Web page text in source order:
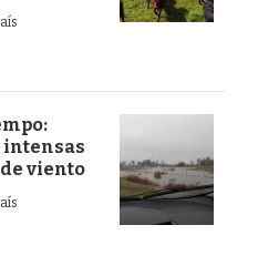
intensas
viento